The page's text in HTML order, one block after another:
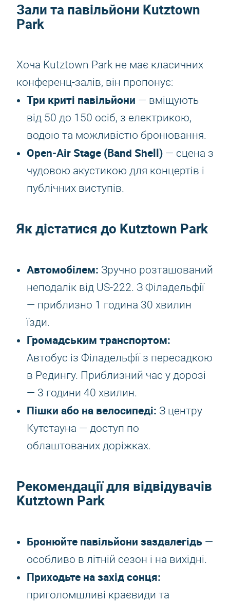
Зали та павільйони Kutztown
Park
Хоча Kutztown Park не має класичних
конференц-залів, він пропонує:
Три криті павільйони — вміщують
від 50 до 150 осіб, з електрикою,
водою та можливістю бронювання.
Open-Air Stage (Band Shell) — сцена з
чудовою акустикою для концертів і
публічних виступів.
Як дістатися до Kutztown Park
Автомобілем: Зручно розташований
неподалік від US-222. З Філадельфії
— приблизно 1 година 30 хвилин
їзди.
Громадським транспортом:
Автобус із Філадельфії з пересадкою
в Редингу. Приблизний час у дорозі
— 3 години 40 хвилин.
Пішки або на велосипеді: З центру
Кутстауна — доступ по
облаштованих доріжках.
Рекомендації для відвідувачів
Kutztown Park
Бронюйте павільйони заздалегідь —
особливо в літній сезон і на вихідні.
Приходьте на захід сонця:
приголомшливі краєвиди та